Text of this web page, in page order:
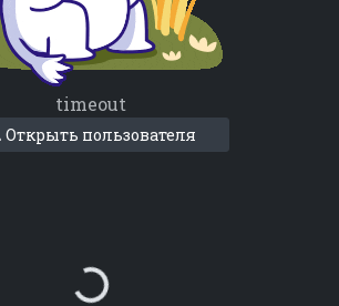
timeout
Открыть пользователя
Loading...